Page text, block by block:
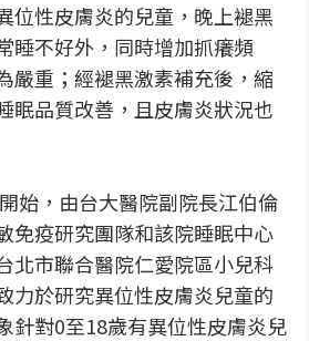
位性皮膚炎的兒童，晚上褪黑
睡不好外，同時增加抓癢頻
嚴重；經褪黑激素補充後，縮
眠品質改善，且皮膚炎狀況也
始，由台大醫院副院長江伯倫
免疫研究團隊和該院睡眠中心
北市聯合醫院仁愛院區小兒科
力於研究異位性皮膚炎兒童的
針對0至18歲有異位性皮膚炎兒